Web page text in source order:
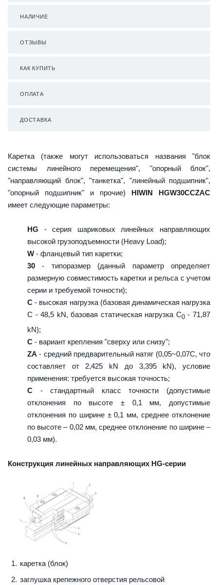
НАЛИЧИЕ
ОТЗЫВЫ
КАК КУПИТЬ
ОПЛАТА
ДОСТАВКА
Каретка (также могут использоваться названия "блок
системы линейного перемещения", "опорный блок",
"направляющий блок", "танкетка", "линейный подшипник",
"опорный подшипник" и прочие) HIWIN HGW30CCZAC
имеет следующие параметры:
HG - серия шариковых линейных направляющих
высокой грузоподъемности (Heavy Load);
W - фланцевый тип каретки;
30 - типоразмер (данный параметр определяет
размерную совместимость каретки и рельса с учетом
серии и требуемой точности);
C - высокая нагрузка (базовая динамическая нагрузка
C - 48,5 kN, базовая статическая нагрузка С0- 71,87
kN);
C - вариант крепления "сверху или снизу";
ZA - средний предварительный натяг (0,05~0,07C, что
составляет от 2,425 kN до 3,395 kN), условие
применения: требуется высокая точность;
C - стандартный класс точности (допустимые
отклонения по высоте ± 0,1 мм, допустимые
отклонения по ширине ± 0,1 мм, среднее отклонение
по высоте – 0,02 мм, среднее отклонение по ширине –
0,03 мм).
Конструкция линейных направляющих HG-серии
каретка (блок)
заглушка крепежного отверстия рельсовой